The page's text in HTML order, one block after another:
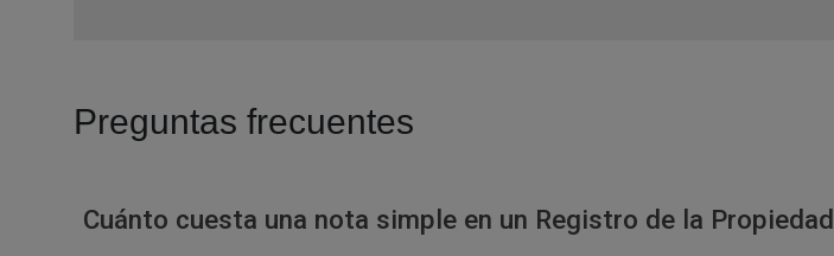
Preguntas frecuentes
Cuánto cuesta una nota simple en un Registro de la Propiedad